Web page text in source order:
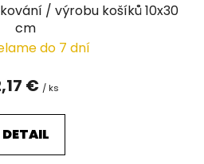
/ výrobu košíků 10x30
cm
do 7 dní
€ / ks
DETAIL